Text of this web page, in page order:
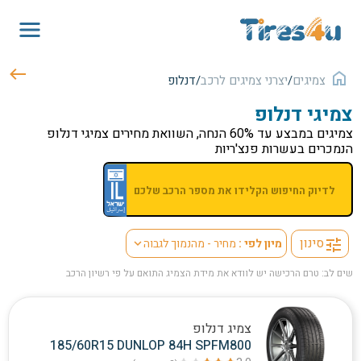
דנלופ/יצרני צמיגים לרכב/צמיגים
צמיגי דנלופ
צמיגים במבצע עד 60% הנחה, השוואת מחירים צמיגי דנלופ
הנמכרים בעשרות פנצ'ריות
tuneסינון מיון לפי : מחיר - מהנמוך לגבוהexpand_more
שים לב: טרם הרכישה יש לוודא את מידת הצמיג התואם על פי רשיון הרכב
צמיג דנלופ
185/60R15 DUNLOP 84H SPFM800